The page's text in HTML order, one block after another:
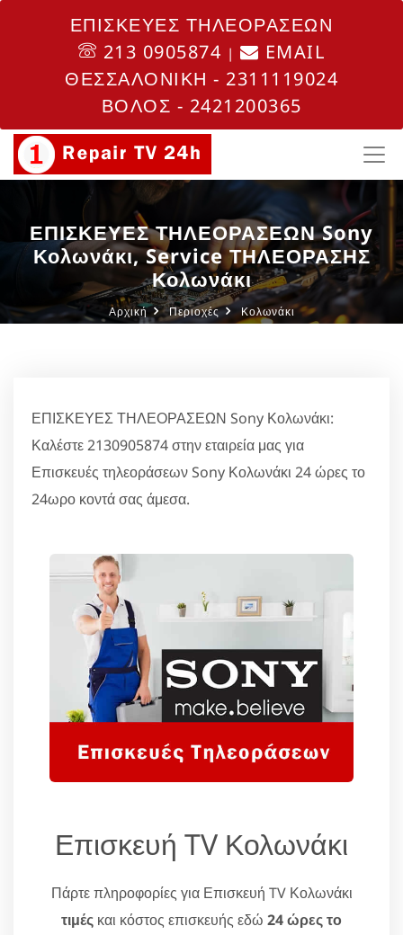
ΕΠΙΣΚΕΥΕΣ ΤΗΛΕΟΡΑΣΕΩΝ
213 0905874 |
EMAIL
ΘΕΣΣΑΛΟΝΙΚΗ - 2311119024
ΒΟΛΟΣ - 2421200365
ΕΠΙΣΚΕΥΕΣ ΤΗΛΕΟΡΑΣΕΩΝ Sony
Κολωνάκι, Service ΤΗΛΕΟΡΑΣΗΣ
Κολωνάκι
Αρχική Περιοχές Κολωνάκι
ΕΠΙΣΚΕΥΕΣ ΤΗΛΕΟΡΑΣΕΩΝ Sony Κολωνάκι:
Καλέστε 2130905874 στην εταιρεία μας για
Επισκευές τηλεοράσεων Sony Κολωνάκι 24 ώρες το
24ωρο κοντά σας άμεσα.
Επισκευή TV Κολωνάκι
Πάρτε πληροφορίες για Επισκευή TV Κολωνάκι
τιμές και κόστος επισκευής εδώ 24 ώρες το